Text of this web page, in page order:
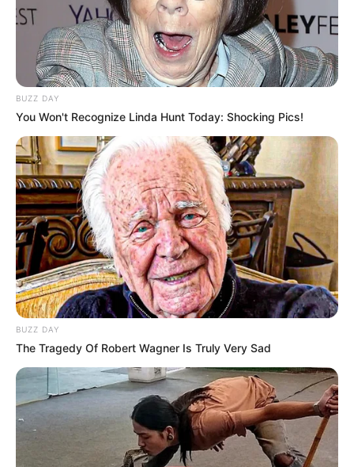
BUZZ DAY
You Won't Recognize Linda Hunt Today: Shocking Pics!
BUZZ DAY
The Tragedy Of Robert Wagner Is Truly Very Sad